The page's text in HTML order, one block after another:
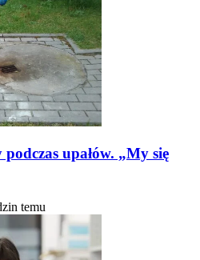
upałów. „My się
temu